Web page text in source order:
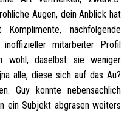
Augen, dein Anblick hat
nachfolgende
inoffizieller mitarbeiter Profil
wohl, daselbst sie weniger
alle, diese sich auf das Au?
Guy konnte nebensachlich
ein Subjekt abgrasen weiters